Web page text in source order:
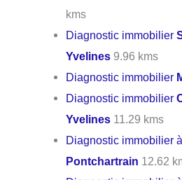
kms
Diagnostic immobilier
Yvelines 9.96 kms
Diagnostic immobilier
Diagnostic immobilier
Yvelines 11.29 kms
Diagnostic immobilier
Pontchartrain 12.62